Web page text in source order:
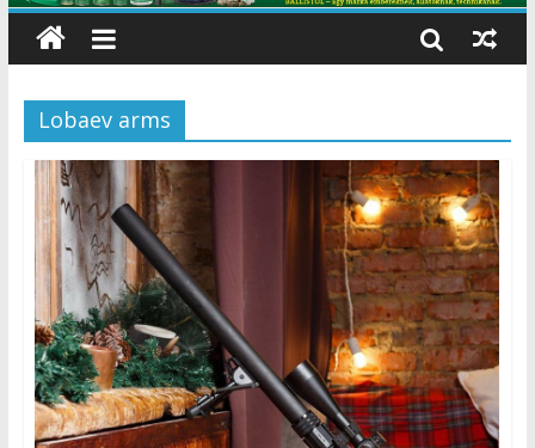
Lobaev arms